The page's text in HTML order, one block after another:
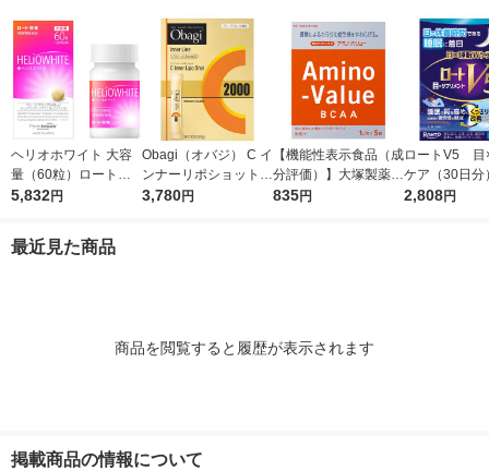
ヘリオホワイト 大容
量（60粒）ロート製
薬 サプリメント
5,832円
Obagi（オバジ） C イ
ンナーリポショット 7
0g×28本入 ロート製
3,780円
【機能性表示食品（成
分評価）】大塚製薬
アミノバリュー パウ
835円
ロートV5 目
ケア（30日
（30粒入）
2,808円
最近見た商品
商品を閲覧すると履歴が表示されます
掲載商品の情報について